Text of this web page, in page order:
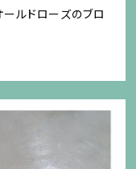
ールドローズのブロ